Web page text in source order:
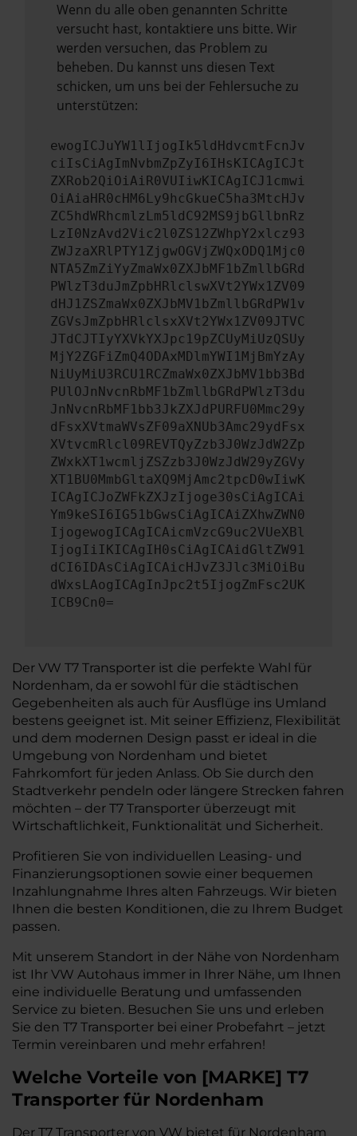
Wenn du alle oben genannten Schritte
versucht hast, kontaktiere uns bitte. Wir
werden versuchen, das Problem zu
beheben. Du kannst uns diesen Text
schicken, um uns bei der Fehlersuche zu
unterstützen:
ewogICJuYW1lIjogIk5ldHdvcmtFcnJv
ciIsCiAgImNvbmZpZyI6IHsKICAgICJt
ZXRob2QiOiAiR0VUIiwKICAgICJ1cmwi
OiAiaHR0cHM6Ly9hcGkueC5ha3MtcHJv
ZC5hdWRhcmlzLm5ldC92MS9jbGllbnRz
LzI0NzAvd2Vic2l0ZS12ZWhpY2xlcz93
ZWJzaXRlPTY1ZjgwOGVjZWQxODQ1Mjc0
NTA5ZmZiYyZmaWx0ZXJbMF1bZmllbGRd
PWlzT3duJmZpbHRlclswXVt2YWx1ZV09
dHJ1ZSZmaWx0ZXJbMV1bZmllbGRdPW1v
ZGVsJmZpbHRlclsxXVt2YWx1ZV09JTVC
JTdCJTIyYXVkYXJpc19pZCUyMiUzQSUy
MjY2ZGFiZmQ4ODAxMDlmYWI1MjBmYzAy
NiUyMiU3RCU1RCZmaWx0ZXJbMV1bb3Bd
PUlOJnNvcnRbMF1bZmllbGRdPWlzT3du
JnNvcnRbMF1bb3JkZXJdPURFU0Mmc29y
dFsxXVtmaWVsZF09aXNUb3Amc29ydFsx
XVtvcmRlcl09REVTQyZzb3J0WzJdW2Zp
ZWxkXT1wcmljZSZzb3J0WzJdW29yZGVy
XT1BU0MmbGltaXQ9MjAmc2tpcD0wIiwK
ICAgICJoZWFkZXJzIjoge30sCiAgICAi
Ym9keSI6IG51bGwsCiAgICAiZXhwZWN0
IjogewogICAgICAicmVzcG9uc2VUeXBl
IjogIiIKICAgIH0sCiAgICAidGltZW91
dCI6IDAsCiAgICAicHJvZ3Jlc3MiOiBu
dWxsLAogICAgInJpc2t5IjogZmFsc2UK
ICB9Cn0=
Der VW T7 Transporter ist die perfekte Wahl für
Nordenham, da er sowohl für die städtischen
Gegebenheiten als auch für Ausflüge ins Umland
bestens geeignet ist. Mit seiner Effizienz, Flexibilität
und dem modernen Design passt er ideal in die
Umgebung von Nordenham und bietet
Fahrkomfort für jeden Anlass. Ob Sie durch den
Stadtverkehr pendeln oder längere Strecken fahren
möchten – der T7 Transporter überzeugt mit
Wirtschaftlichkeit, Funktionalität und Sicherheit.
Profitieren Sie von individuellen Leasing- und
Finanzierungsoptionen sowie einer bequemen
Inzahlungnahme Ihres alten Fahrzeugs. Wir bieten
Ihnen die besten Konditionen, die zu Ihrem Budget
passen.
Mit unserem Standort in der Nähe von Nordenham
ist Ihr VW Autohaus immer in Ihrer Nähe, um Ihnen
eine individuelle Beratung und umfassenden
Service zu bieten. Besuchen Sie uns und erleben
Sie den T7 Transporter bei einer Probefahrt – jetzt
Termin vereinbaren und mehr erfahren!
Welche Vorteile von [MARKE] T7
Transporter für Nordenham
Der T7 Transporter von VW bietet für Nordenham